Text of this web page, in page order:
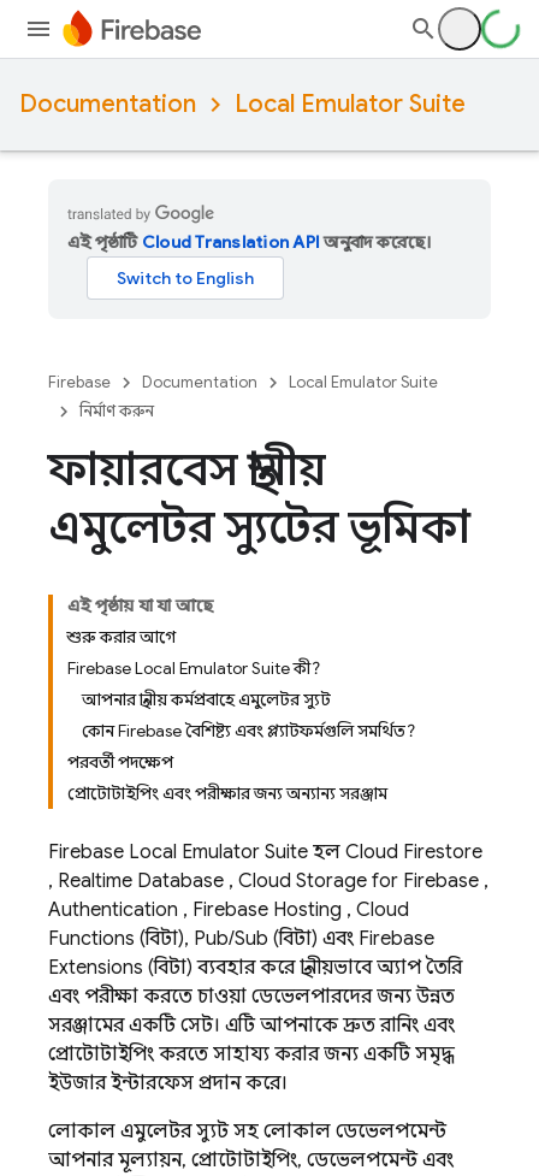
Documentation Local Emulator Suite
এই পৃষ্ঠাটি Cloud Translation APIঅনুবাদ করেছে।
Firebase Documentation
Local Emulator Suite
নির্মাণ করুন
ফায়ারবেস স্থানীয়
এমুলেটর স্যুটের ভূমিকা
এই পৃষ্ঠায় যা যা আছে
শুরু করার আগে
Firebase Local Emulator Suite কী?
আপনার স্থানীয় কর্মপ্রবাহে এমুলেটর স্যুট
কোন Firebase বৈশিষ্ট্য এবং প্ল্যাটফর্মগুলি সমর্থিত?
পরবর্তী পদক্ষেপ
প্রোটোটাইপিং এবং পরীক্ষার জন্য অন্যান্য সরঞ্জাম
Firebase Local Emulator Suite হল Cloud Firestore
, Realtime Database , Cloud Storage for Firebase ,
Authentication , Firebase Hosting , Cloud
Functions (বিটা), Pub/Sub (বিটা) এবং Firebase
Extensions (বিটা) ব্যবহার করে স্থানীয়ভাবে অ্যাপ তৈরি
এবং পরীক্ষা করতে চাওয়া ডেভেলপারদের জন্য উন্নত
সরঞ্জামের একটি সেট। এটি আপনাকে দ্রুত রানিং এবং
প্রোটোটাইপিং করতে সাহায্য করার জন্য একটি সমৃদ্ধ
ইউজার ইন্টারফেস প্রদান করে।
লোকাল এমুলেটর স্যুট সহ লোকাল ডেভেলপমেন্ট
আপনার মূল্যায়ন, প্রোটোটাইপিং, ডেভেলপমেন্ট এবং